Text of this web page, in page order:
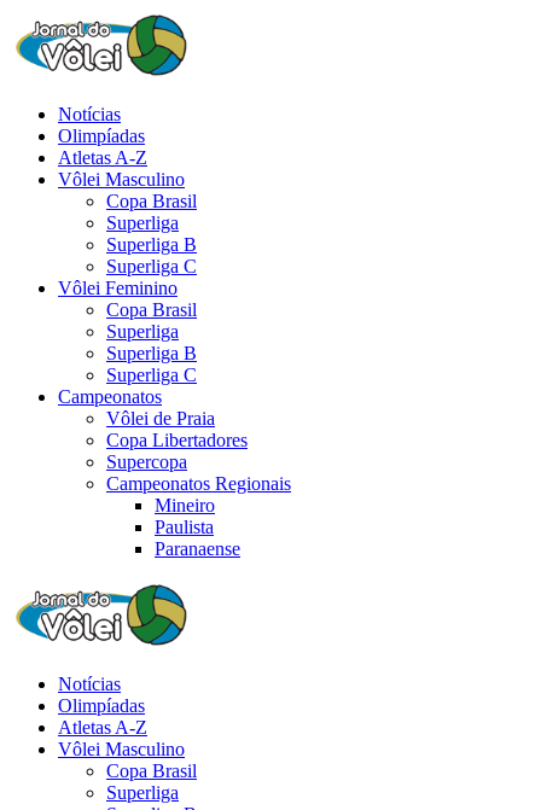
Notícias
Olimpíadas
Atletas A-Z
Vôlei Masculino
Copa Brasil
Superliga
Superliga B
Superliga C
Vôlei Feminino
Copa Brasil
Superliga
Superliga B
Superliga C
Campeonatos
Vôlei de Praia
Copa Libertadores
Supercopa
Campeonatos Regionais
Mineiro
Paulista
Paranaense
Notícias
Olimpíadas
Atletas A-Z
Vôlei Masculino
Copa Brasil
Superliga